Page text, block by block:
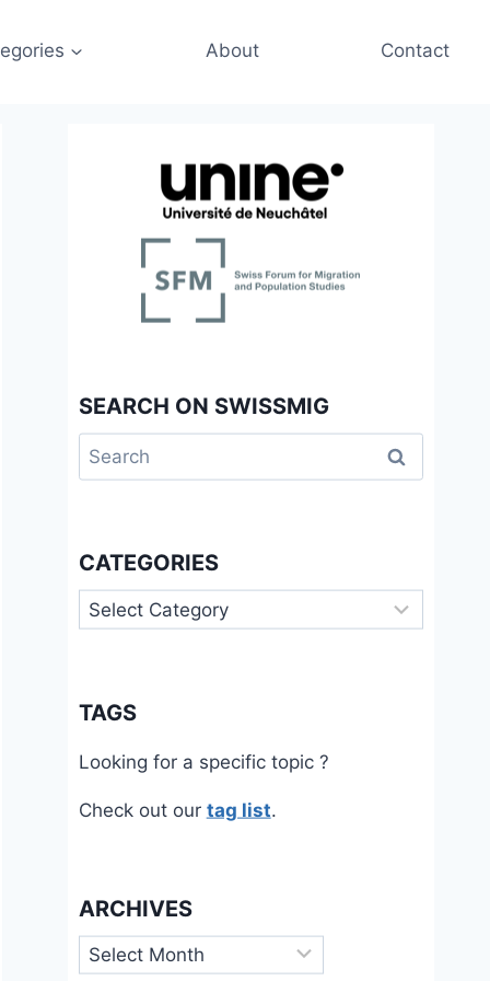
About Contact
SEARCH ON SWISSMIG
Search
for:
CATEGORIES
Categories
TAGS
Looking for a specific topic ?
Check out our tag list.
ARCHIVES
Archives